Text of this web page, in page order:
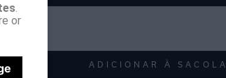
.
or
ADICIONAR À SACOLA